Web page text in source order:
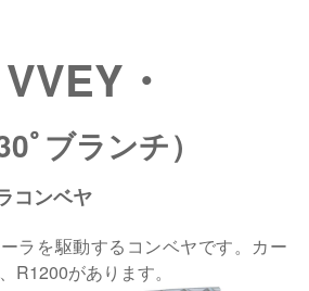
タイズシステム
ニングシステム
直搬送機）
ー
・
30ﾟブランチ）
コンベヤ
ラを駆動するコンベヤです。カー
R1200があります。